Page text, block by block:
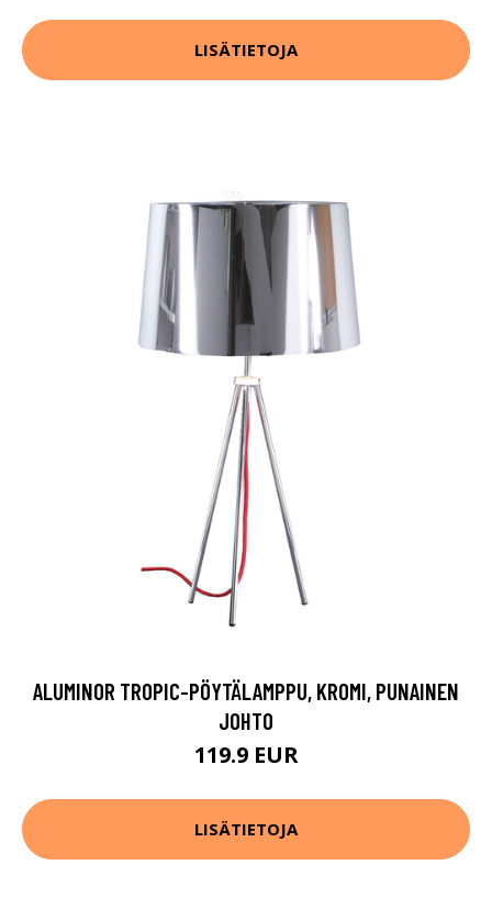
LISÄTIETOJA
ALUMINOR TROPIC-PÖYTÄLAMPPU, KROMI, PUNAINEN
JOHTO
119.9 EUR
LISÄTIETOJA